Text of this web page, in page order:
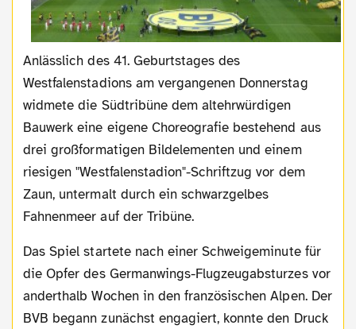
Anlässlich des 41. Geburtstages des
Westfalenstadions am vergangenen Donnerstag
widmete die Südtribüne dem altehrwürdigen
Bauwerk eine eigene Choreografie bestehend aus
drei großformatigen Bildelementen und einem
riesigen "Westfalenstadion"-Schriftzug vor dem
Zaun, untermalt durch ein schwarzgelbes
Fahnenmeer auf der Tribüne.
Das Spiel startete nach einer Schweigeminute für
die Opfer des Germanwings-Flugzeugabsturzes vor
anderthalb Wochen in den französischen Alpen. Der
BVB begann zunächst engagiert, konnte den Druck